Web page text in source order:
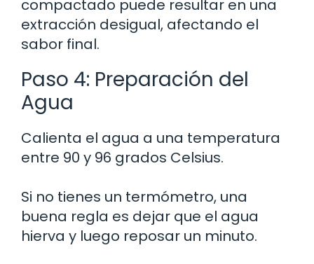
compactado puede resultar en una
extracción desigual, afectando el
sabor final.
Paso 4: Preparación del
Agua
Calienta el agua a una temperatura
entre 90 y 96 grados Celsius.
Si no tienes un termómetro, una
buena regla es dejar que el agua
hierva y luego reposar un minuto.